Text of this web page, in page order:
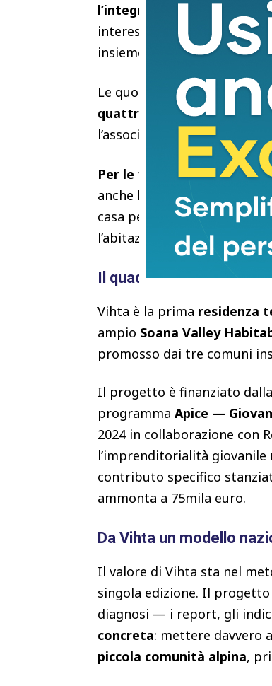
l’integrazione reale nel
interessante anche in
insieme di chilometri
Le quote di partecipazione
quattro
, con sconti
l’associazione che coordina
Per le famiglie con figli
anche la possibilità di
casa per chi valuta un
l’abitazione, a far saltare i
Il quadro istituzionale:
Vihta è la prima residenza
ampio Soana Valley
promosso dai tre comuni
Il progetto è finanziato
programma Apice —
2024 in collaborazione con
l’imprenditorialità giovanile
contributo specifico
ammonta a 75mila euro.
Da Vihta un modello
Il valore di Vihta sta nel
singola edizione. Il
diagnosi — i report, gli
concreta: mettere davvero
piccola comunità alpina,